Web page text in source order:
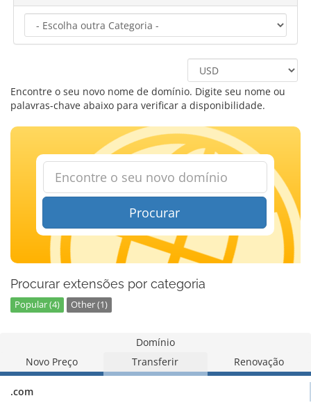
Encontre o seu novo nome de domínio. Digite seu nome ou
palavras-chave abaixo para verificar a disponibilidade.
Procurar
Procurar extensões por categoria
Popular (4) Other (1)
Domínio
Novo Preço
Transferir Renovação
.com